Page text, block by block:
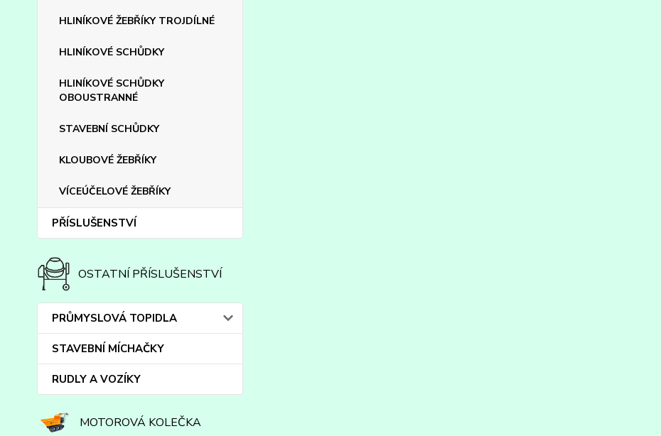
HLINÍKOVÉ ŽEBŘÍKY TROJDÍLNÉ
HLINÍKOVÉ SCHŮDKY
HLINÍKOVÉ SCHŮDKY
OBOUSTRANNÉ
STAVEBNÍ SCHŮDKY
KLOUBOVÉ ŽEBŘÍKY
VÍCEÚČELOVÉ ŽEBŘÍKY
PŘÍSLUŠENSTVÍ
OSTATNÍ PŘÍSLUŠENSTVÍ
PRŮMYSLOVÁ TOPIDLA
STAVEBNÍ MÍCHAČKY
RUDLY A VOZÍKY
MOTOROVÁ KOLEČKA